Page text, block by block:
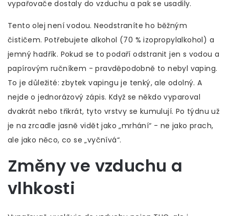
vypařovače dostaly do vzduchu a pak se usadily.
Tento olej není vodou. Neodstraníte ho běžným
čističem. Potřebujete alkohol (70 % izopropylalkohol) a
jemný hadřík. Pokud se to podaří odstranit jen s vodou a
papírovým ručníkem - pravděpodobně to nebyl vaping.
To je důležité: zbytek vapingu je tenký, ale odolný. A
nejde o jednorázový zápis. Když se někdo vyparoval
dvakrát nebo třikrát, tyto vrstvy se kumulují. Po týdnu už
je na zrcadle jasně vidět jako „mrhání“ - ne jako prach,
ale jako něco, co se „vyčnívá“.
Změny ve vzduchu a
vlhkosti